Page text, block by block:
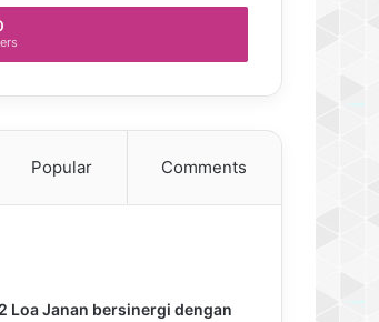
Popular Comments
Loa Janan bersinergi dengan